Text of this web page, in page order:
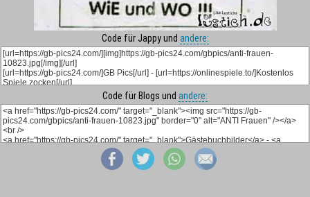
Code für Jappy und andere:
Code für Blogs und andere: